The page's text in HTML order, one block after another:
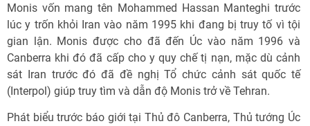
Monis vốn mang tên Mohammed Hassan Manteghi trước
lúc y trốn khỏi Iran vào năm 1995 khi đang bị truy tố vì tội
gian lận. Monis được cho đã đến Úc vào năm 1996 và
Canberra khi đó đã cấp cho y quy chế tị nạn, mặc dù cảnh
sát Iran trước đó đã đề nghị Tổ chức cảnh sát quốc tế
(Interpol) giúp truy tìm và dẫn độ Monis trở về Tehran.
Phát biểu trước báo giới tại Thủ đô Canberra, Thủ tướng Úc